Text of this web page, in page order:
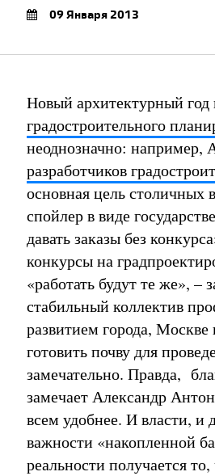
09 Января 2013
Новый архитектурный год
градостроительного
неоднозначно: например,
разработчиков
основная цель столичных
спойлер в виде
давать заказы без
конкурсы на
«работать будут те же»,
стабильный коллектив
развитием города,
готовить почву для
замечательно. Правда,
замечает Александр
всем удобнее. И власти, и
важности «накопленной
реальности получается